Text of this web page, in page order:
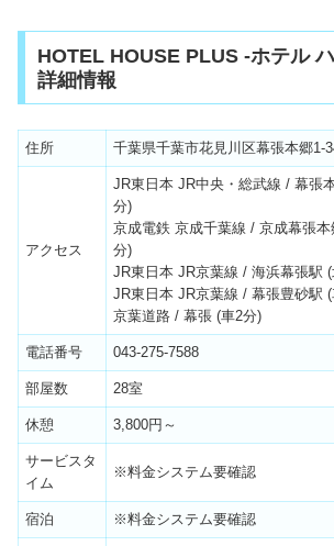
HOTEL HOUSE PLUS -ホテル
詳細情報
住所 千葉県千葉市花見川区幕張本郷1-
アクセス
JR東日本 JR中央・総武線 / 幕張
分)
京成電鉄 京成千葉線 / 京成幕張
分)
JR東日本 JR京葉線 / 海浜幕張駅
JR東日本 JR京葉線 / 幕張豊砂駅
京葉道路 / 幕張 (車2分)
電話番号 043-275-7588
部屋数 28室
休憩 3,800円～
サービスタ
イム
※料金システム要確認
宿泊 ※料金システム要確認